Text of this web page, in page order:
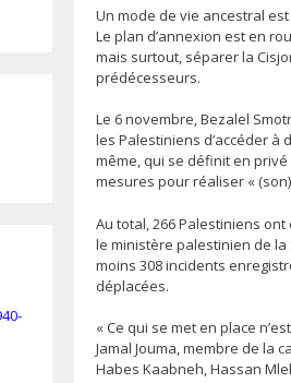
Un mode de vie ancestral
Le plan d’annexion est en
mais surtout, séparer la
prédécesseurs.
Le 6 novembre, Bezalel
les Palestiniens d’accéder
même, qui se définit en
mesures pour réaliser «
Au total, 266 Palestiniens
le ministère palestinien de
moins 308 incidents
déplacées.
« Ce qui se met en place
Jamal Jouma, membre de la
Habes Kaabneh, Hassan